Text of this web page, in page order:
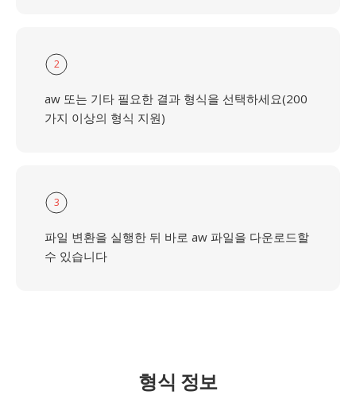
2
aw 또는 기타 필요한 결과 형식을 선택하세요(200
가지 이상의 형식 지원)
3
파일 변환을 실행한 뒤 바로 aw 파일을 다운로드할
수 있습니다
형식 정보